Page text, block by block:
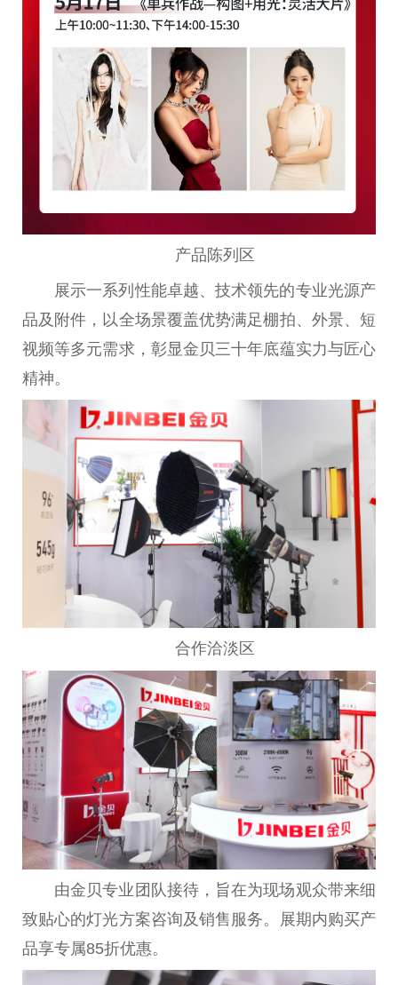
产品陈列区
展示一系列性能卓越、技术领先的专业光源产
品及附件，以全场景覆盖优势满足棚拍、外景、短
视频等多元需求，彰显金贝三十年底蕴实力与匠心
精神。
合作洽淡区
由金贝专业团队接待，旨在为现场观众带来细
致贴心的灯光方案咨询及销售服务。展期内购买产
品享专属85折优惠。